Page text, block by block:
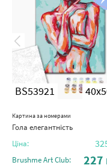
BS53921
Картина за номерами
Гола елегантність
Ціна:
Brushme Art Club: 227